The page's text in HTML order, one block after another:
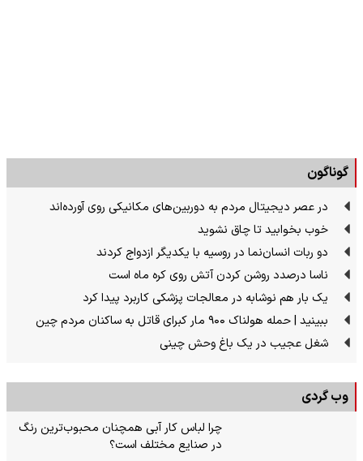
گوناگون
در عصر دیجیتال مردم به دوربین‌های مکانیکی روی آورده‌اند
خوب بخوابید تا چاق نشوید
دو ربات انسان‌نما در روسیه با یکدیگر ازدواج کردند
ناسا درصدد روشن کردن آتش روی کره ماه است
یک بار هم نوشابه در معالجات پزشکی کاربرد پیدا کرد
ببینید | حمله هولناک ۹۰۰ مار کبرای قاتل به ساکنان مردم چین
شغل عجیب در یک باغ وحش چینی
وب گردی
چرا لباس کار آبی همچنان محبوب‌ترین رنگ
در صنایع مختلف است؟